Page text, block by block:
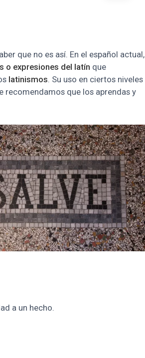
que no es así. En el español actual,
o expresiones del latín que
latinismos. Su uso en ciertos niveles
recomendamos que los aprendas y
a un hecho.